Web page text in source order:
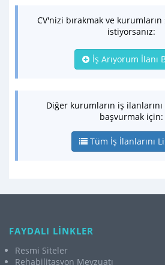
CV'nizi bırakmak ve kurumların
istiyorsanız:
İş Arıyorum İlanı
Diğer kurumların iş
başvurmak için:
Tüm İş İlanlarını
FAYDALI LİNKLER
Resmi Siteler
Rehabilitasyon Mevzuatı